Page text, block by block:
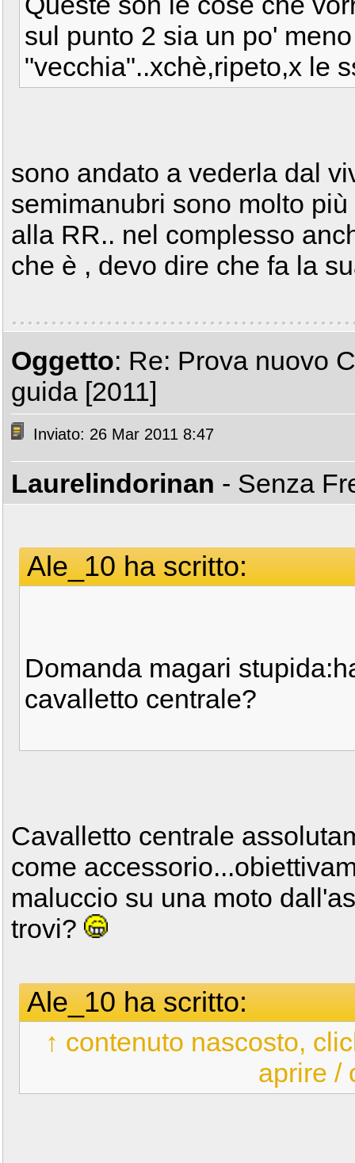
sul punto 2 sia un po'
"vecchia"..xchè,ripeto,x le
sono andato a vederla dal
semimanubri sono molto
alla RR.. nel complesso
che è , devo dire che fa la
Oggetto: Re: Prova nuovo
guida [2011]
Inviato: 26 Mar 2011 8:47
Laurelindorinan - Senza
Ale_10 ha scritto:
Domanda magari
cavalletto centrale?
Cavalletto centrale
come
maluccio su una moto
trovi?
Ale_10 ha scritto:
↑ contenuto nascosto,
aprire /